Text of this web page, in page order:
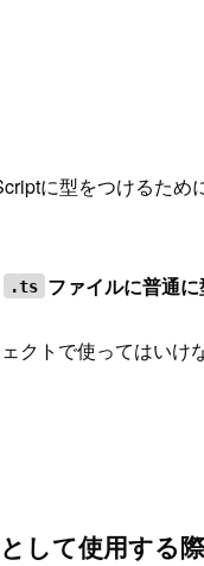
に型をつけるため
.ts ファイルに普通
クトで使ってはいけ
して使用する